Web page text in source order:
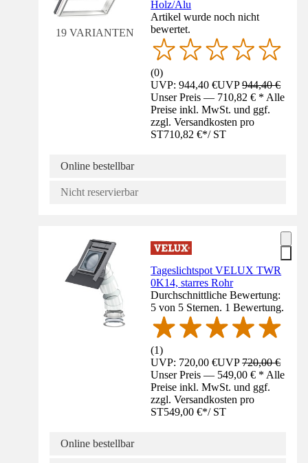
19 VARIANTEN
Holz/Alu
Artikel wurde noch nicht
bewertet.
(0)
UVP: 944,40 €UVP944,40 €
Unser Preis — 710,82 € * Alle
Preise inkl. MwSt. und ggf.
zzgl. Versandkosten pro
ST710,82 €*/ ST
Online bestellbar
Nicht reservierbar
Tageslichtspot VELUX TWR
0K14, starres Rohr
Durchschnittliche Bewertung:
5 von 5 Sternen. 1 Bewertung.
(1)
UVP: 720,00 €UVP720,00 €
Unser Preis — 549,00 € * Alle
Preise inkl. MwSt. und ggf.
zzgl. Versandkosten pro
ST549,00 €*/ ST
Online bestellbar